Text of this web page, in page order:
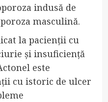
indusă de
masculină.
la pacienții cu
și insuficiență
este
cu istoric de ulcer